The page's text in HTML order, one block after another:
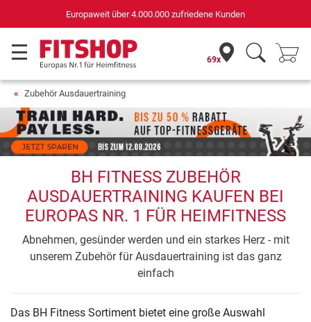
Europaweit über 4.000.000 zufriedene Kunden
69x
Zubehör Ausdauertraining
BH FITNESS ZUBEHÖR
AUSDAUERTRAINING KAUFEN BEI
EUROPAS NR. 1 FÜR HEIMFITNESS
Abnehmen, gesünder werden und ein starkes Herz - mit
unserem Zubehör für Ausdauertraining ist das ganz
einfach
Das BH Fitness Sortiment bietet eine große Auswahl